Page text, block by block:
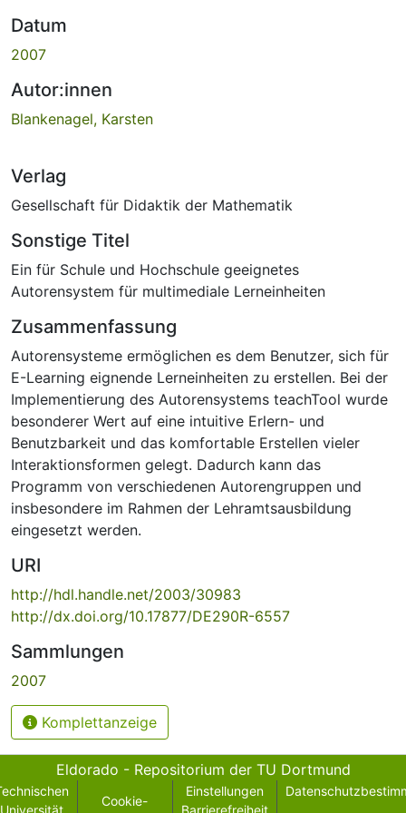
Datum
2007
Autor:innen
Blankenagel, Karsten
Verlag
Gesellschaft für Didaktik der Mathematik
Sonstige Titel
Ein für Schule und Hochschule geeignetes
Autorensystem für multimediale Lerneinheiten
Zusammenfassung
Autorensysteme ermöglichen es dem Benutzer, sich für
E-Learning eignende Lerneinheiten zu erstellen. Bei der
Implementierung des Autorensystems teachTool wurde
besonderer Wert auf eine intuitive Erlern- und
Benutzbarkeit und das komfortable Erstellen vieler
Interaktionsformen gelegt. Dadurch kann das
Programm von verschiedenen Autorengruppen und
insbesondere im Rahmen der Lehramtsausbildung
eingesetzt werden.
URI
http://hdl.handle.net/2003/30983
http://dx.doi.org/10.17877/DE290R-6557
Sammlungen
2007
Komplettanzeige
Eldorado - Repositorium der TU Dortmund
Universität
Cookie-
Einstellungen
Barrierefreiheit